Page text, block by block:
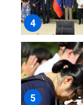
4
5